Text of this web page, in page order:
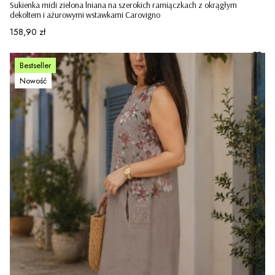
Sukienka midi zielona lniana na szerokich ramiączkach z okrągłym
dekoltem i ażurowymi wstawkami Carovigno
Cena
158,90 zł
Bestseller
Nowość